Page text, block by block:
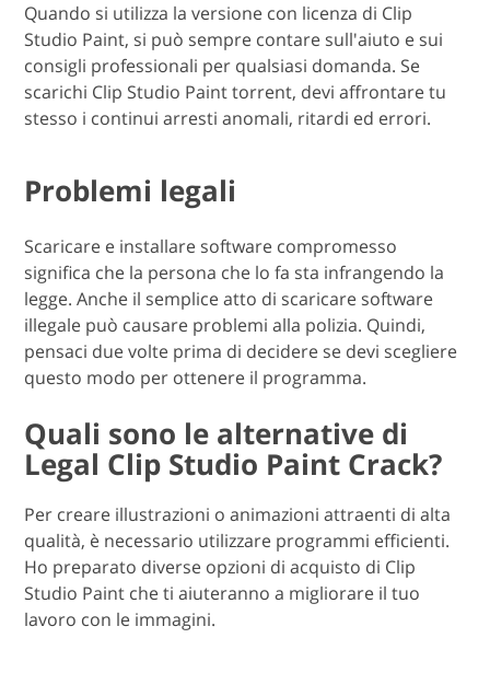
Quando si utilizza la versione con licenza di Clip
Studio Paint, si può sempre contare sull'aiuto e sui
consigli professionali per qualsiasi domanda. Se
scarichi Clip Studio Paint torrent, devi affrontare tu
stesso i continui arresti anomali, ritardi ed errori.
Problemi legali
Scaricare e installare software compromesso
significa che la persona che lo fa sta infrangendo la
legge. Anche il semplice atto di scaricare software
illegale può causare problemi alla polizia. Quindi,
pensaci due volte prima di decidere se devi scegliere
questo modo per ottenere il programma.
Quali sono le alternative di
Legal Clip Studio Paint Crack?
Per creare illustrazioni o animazioni attraenti di alta
qualità, è necessario utilizzare programmi efficienti.
Ho preparato diverse opzioni di acquisto di Clip
Studio Paint che ti aiuteranno a migliorare il tuo
lavoro con le immagini.